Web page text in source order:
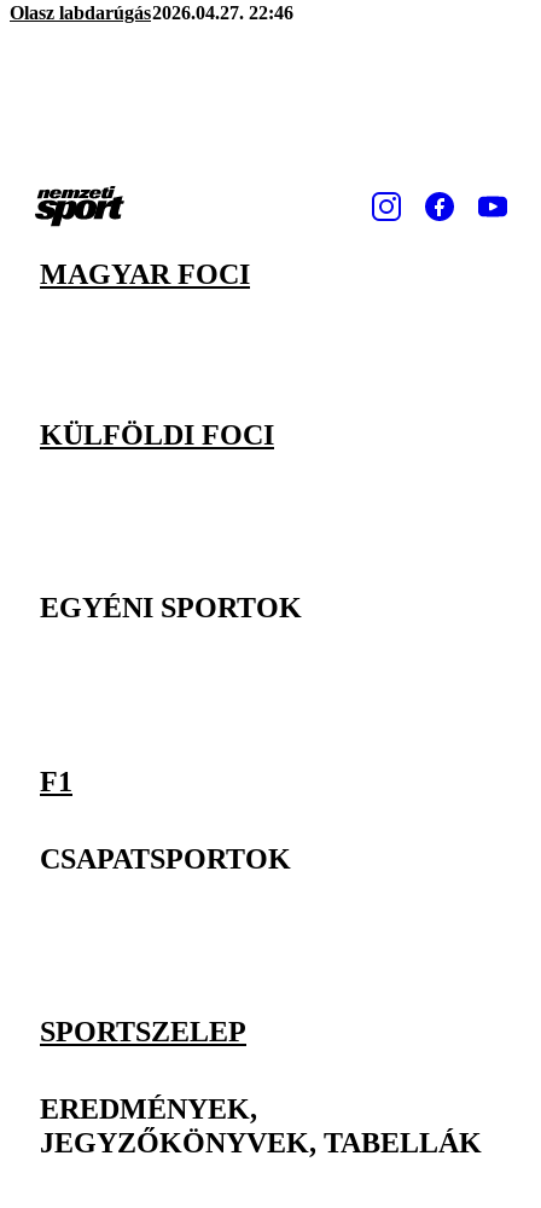
Olasz labdarúgás2026.04.27. 22:46
MAGYAR FOCI
KÜLFÖLDI FOCI
EGYÉNI SPORTOK
F1
CSAPATSPORTOK
SPORTSZELEP
EREDMÉNYEK,
JEGYZŐKÖNYVEK, TABELLÁK